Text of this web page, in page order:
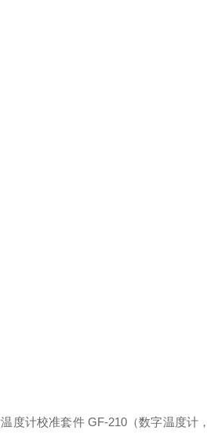
度计校准套件 GF-210（数字温度计